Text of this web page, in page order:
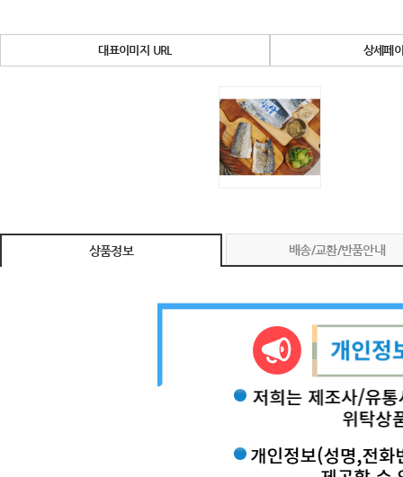
대표이미지 URL 상세페
상품정보 배송/교환/반품안내